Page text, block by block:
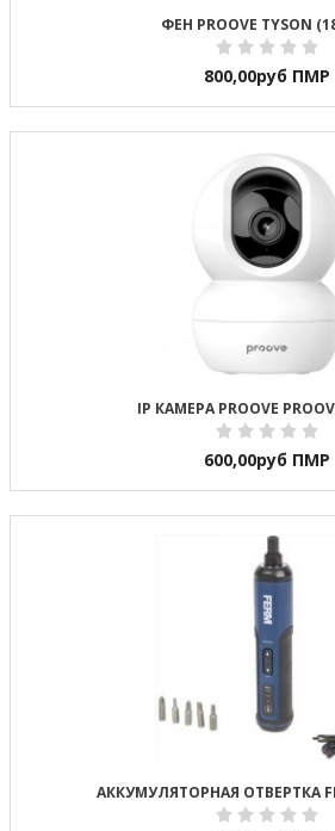
ФЕН PROOVE TYSON
800,00руб ПМР
IP КАМЕРА PROOVE
600,00руб ПМР
АККУМУЛЯТОРНАЯ ОТВЕРТКА